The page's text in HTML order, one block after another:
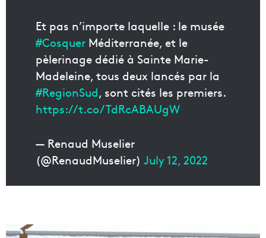
Et pas n’importe laquelle : le musée
#Cosquer Méditerranée, et le
pèlerinage dédié à Sainte Marie-
Madeleine, tous deux lancés par la
#RegionSud, sont cités les premiers.
https://t.co/TdRcABAUgW
— Renaud Muselier
(@RenaudMuselier) July 12, 2022
V